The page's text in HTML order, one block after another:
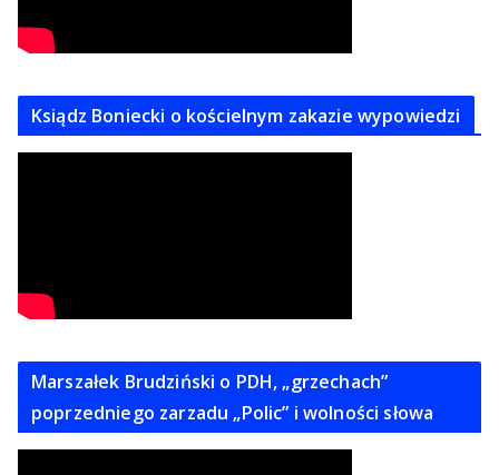
Ksiądz Boniecki o kościelnym zakazie wypowiedzi
Marszałek Brudziński o PDH, „grzechach”
poprzedniego zarzadu „Polic” i wolności słowa